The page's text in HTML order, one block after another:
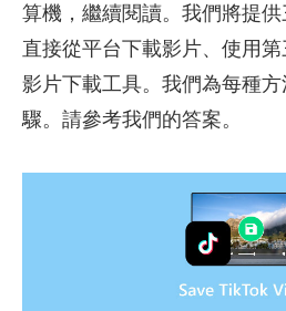
算機，繼續閱讀。我們將提
直接從平台下載影片、使用
影片下載工具。我們為每種
驟。請參考我們的答案。